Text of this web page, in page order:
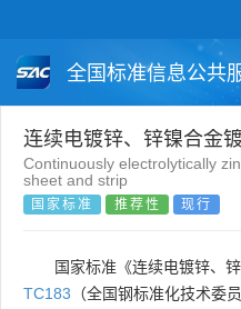
全国标准信息公共
国家标准 行
团体标准
连续电镀锌、锌镍合金
Continuously electrolytically
sheet and strip
国家标准 推荐性 现行
国家标准《连续电镀锌、
TC183 （全国钢标准化技术委